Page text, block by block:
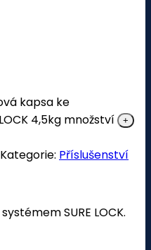
kapsa ke
4,5kg množství
Kategorie: Příslušenství
SURE LOCK.